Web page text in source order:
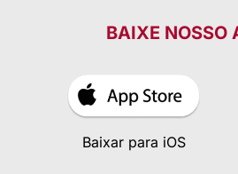
BAIXE NOSSO
Baixar para iOS